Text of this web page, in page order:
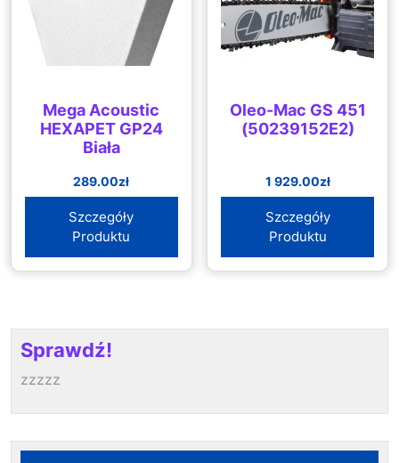
Mega Acoustic
HEXAPET GP24
Biała
289.00zł
Szczegóły
Produktu
Oleo-Mac GS 451
(50239152E2)
1 929.00zł
Szczegóły
Produktu
Sprawdź!
zzzzz